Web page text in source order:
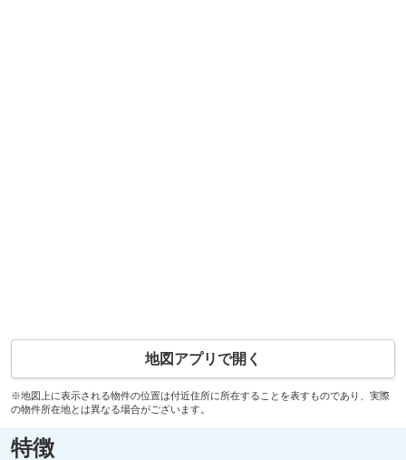
地図アプリで開く
※地図上に表示される物件の位置は付近住所に所在することを表すものであり、実際
の物件所在地とは異なる場合がございます。
特徴